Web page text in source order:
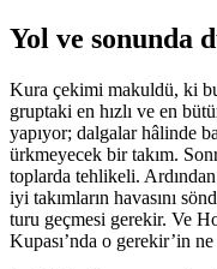
Yol ve sonunda
Kura çekimi makuldü, ki bu
gruptaki en hızlı ve en
yapıyor; dalgalar hâlinde
ürkmeyecek bir takım.
toplarda tehlikeli.
iyi takımların havasını
turu geçmesi gerekir. Ve
Kupası’nda o gerekir’in